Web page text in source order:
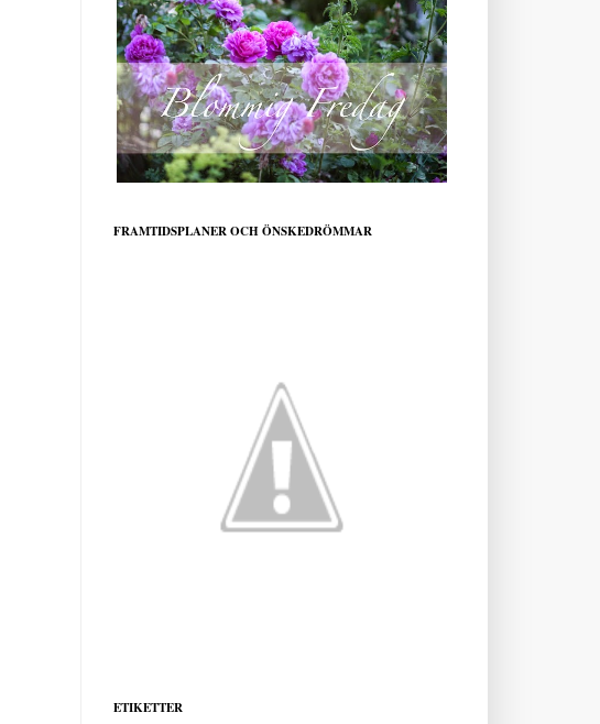
FRAMTIDSPLANER OCH ÖNSKEDRÖMMAR
ETIKETTER